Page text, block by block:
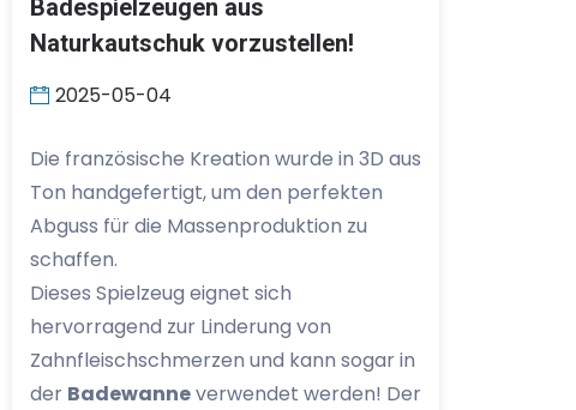
Badespielzeugen aus
Naturkautschuk vorzustellen!
2025-05-04
Die französische Kreation wurde in 3D aus
Ton handgefertigt, um den perfekten
Abguss für die Massenproduktion zu
schaffen.
Dieses Spielzeug eignet sich
hervorragend zur Linderung von
Zahnfleischschmerzen und kann sogar in
der Badewanneverwendet werden! Der